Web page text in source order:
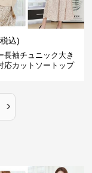
込)
長袖チュニック大き
応カットソートップ
›